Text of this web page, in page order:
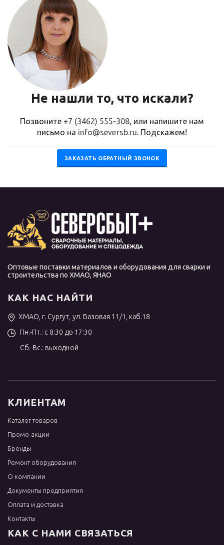
Не нашли то, что искали?
Позвоните +7 (3462) 555-308, или напишите нам
письмо на info@seversb.ru. Подскажем!
ЗАКАЗАТЬ ОБРАТНЫЙ ЗВОНОК
Оптовые поставки материалов и оборудования для сварки и
строительства по ХМАО, ЯНАО
КАК НАС НАЙТИ
ХМАО, г. Сургут, ул. Базовая 11/1, каб.18
Пн.-Пт.: с 8:30 до 17:30
Сб.-Вс.: выходной
КЛИЕНТАМ
Каталог товаров
Промо-акции
Бренды
Ремонт оборудования
О компании
Документы предприятия
Оплата и доставка
Контакты
КАК С НАМИ СВЯЗАТЬСЯ